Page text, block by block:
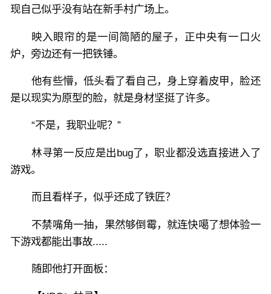
现自己似乎没有站在新手村广场上。
映入眼帘的是一间简陋的屋子，正中央有一口火
炉，旁边还有一把铁锤。
他有些懵，低头看了看自己，身上穿着皮甲，脸还
是以现实为原型的脸，就是身材坚挺了许多。
“不是，我职业呢？”
林寻第一反应是出bug了，职业都没选直接进入了
游戏。
而且看样子，似乎还成了铁匠？
不禁嘴角一抽，果然够倒霉，就连快噶了想体验一
下游戏都能出事故.....
随即他打开面板：